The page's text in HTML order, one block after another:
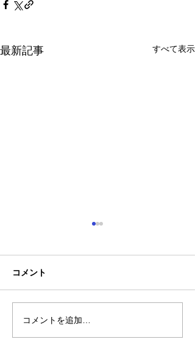
最新記事 すべて表示
熊本地震明けの営業につ
いてのお知らせ
コメント
コメントを追加…